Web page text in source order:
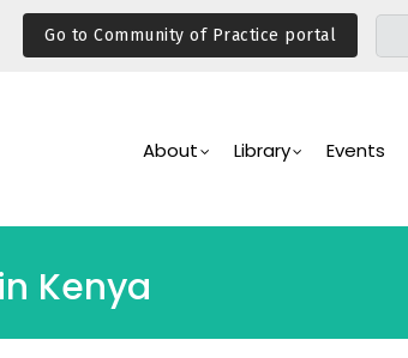
Go to Community of Practice portal
Navigation
About Library Events
Kenya